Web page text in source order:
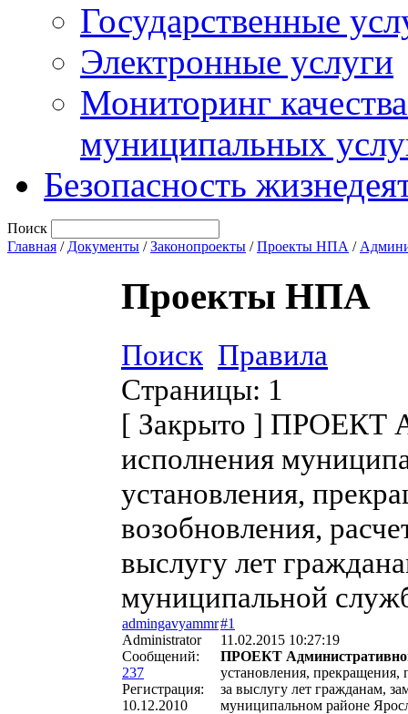
Государственные
Электронные услуги
Мониторинг
муниципальных
Безопасность
Поиск
Главная / Документы /Законопроекты /Проекты НПА /
Проекты НПА
Поиск Правила
Страницы: 1
[ Закрыто ] ПРОЕКТ
исполнения
установления,
возобновления,
выслугу лет
муниципальной
admingavyammr
Administrator
Сообщений:
237
Регистрация:
10.12.2010
#1
11.02.2015 10:27:19
ПРОЕКТ
установления, прекращения,
за выслугу лет гражданам,
муниципальном районе